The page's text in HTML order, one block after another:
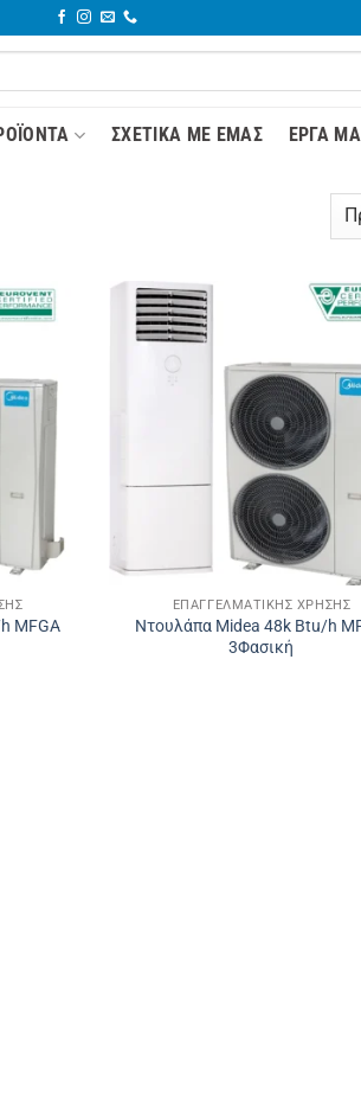
ΣΧΕΤΙΚΆ ΜΕ ΕΜΆΣ ΈΡΓΑ
MFGA
ΕΠΑΓΓΕΛΜΑΤΙΚΉΣ ΧΡΉΣΗΣ
Ντουλάπα Midea 48k Btu/h
3Φασική